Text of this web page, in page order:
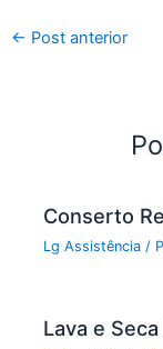
c
e
k
itt
er
← Post anterior
Conserto
Lg Assistência /
Lava e